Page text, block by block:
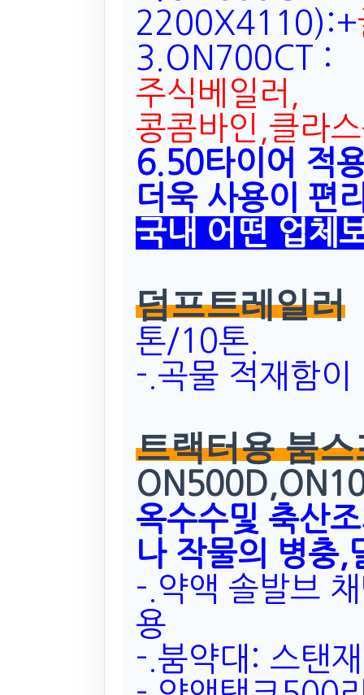
2200X4110):+
3.ON700CT
주식베일 러,
콩콤바인,클라
6.50타이어 적
더욱 사용이 편
국내 어떤 업체
덤프트레일러
톤/10톤.
-.곡물 적재함
트랙터용 붐
옥수수및 축산
나 작물의 병충,
-.약액 솔발브
용
-.붐약대: 스탠